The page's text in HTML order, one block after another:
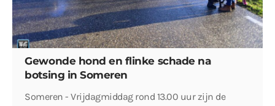
Gewonde hond en flinke schade na
botsing in Someren
Someren - Vrijdagmiddag rond 13.00 uur zijn de